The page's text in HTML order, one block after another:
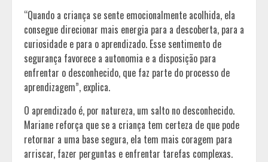
“Quando a criança se sente emocionalmente acolhida, ela
consegue direcionar mais energia para a descoberta, para a
curiosidade e para o aprendizado. Esse sentimento de
segurança favorece a autonomia e a disposição para
enfrentar o desconhecido, que faz parte do processo de
aprendizagem”, explica.
O aprendizado é, por natureza, um salto no desconhecido.
Mariane reforça que se a criança tem certeza de que pode
retornar a uma base segura, ela tem mais coragem para
arriscar, fazer perguntas e enfrentar tarefas complexas.